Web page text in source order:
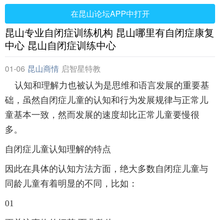
在昆山论坛APP中打开
昆山专业自闭症训练机构 昆山哪里有自闭症康复
中心 昆山自闭症训练中心
01-06 昆山商情 启智星特教
认知和理解力也被认为是思维和语言发展的重要基
础，虽然自闭症儿童的认知和行为发展规律与正常儿
童基本一致，然而发展的速度却比正常儿童要慢很
多。
自闭症儿童认知理解的特点
因此在具体的认知方法方面，绝大多数自闭症儿童与
同龄儿童有着明显的不同，比如：
01